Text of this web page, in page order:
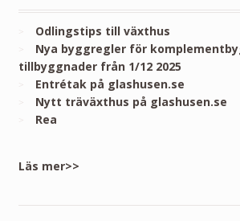
Odlingstips till växthus
Nya byggregler för
tillbyggnader från 1/12 2025
Entrétak på glashusen.se
Nytt träväxthus på glashusen.se
Rea
Läs mer>>